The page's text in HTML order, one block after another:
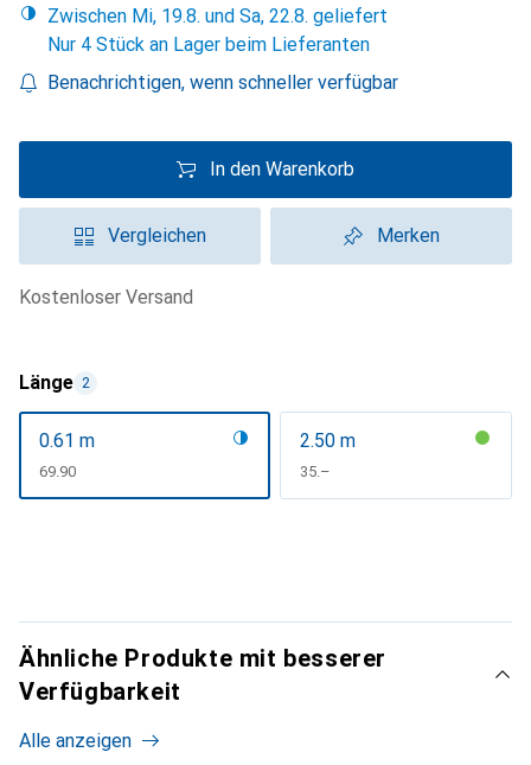
Zwischen Mi, 19.8. und Sa, 22.8. geliefert
Nur 4 Stück an Lager beim Lieferanten
Benachrichtigen, wenn schneller verfügbar
In den Warenkorb
Vergleichen Merken
kostenloser Versand
Länge 2
0.61 m
CHF
69.90
2.50 m
CHF
35.–
Ähnliche Produkte mit besserer
Verfügbarkeit
Alle anzeigen